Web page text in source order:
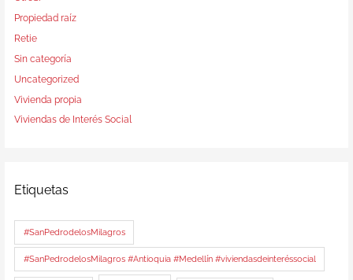
Propiedad raíz
Retie
Sin categoría
Uncategorized
Vivienda propia
Viviendas de Interés Social
Etiquetas
#SanPedrodelosMilagros
#SanPedrodelosMilagros #Antioquia #Medellín #viviendasdeinteréssocial